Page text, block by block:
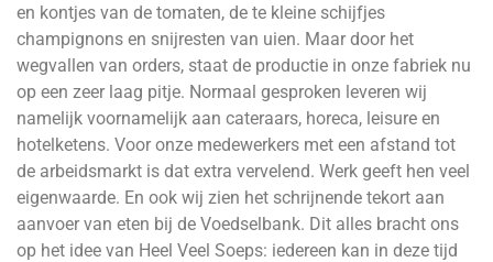
en kontjes van de tomaten, de te kleine schijfjes
champignons en snijresten van uien. Maar door het
wegvallen van orders, staat de productie in onze fabriek nu
op een zeer laag pitje. Normaal gesproken leveren wij
namelijk voornamelijk aan cateraars, horeca, leisure en
hotelketens. Voor onze medewerkers met een afstand tot
de arbeidsmarkt is dat extra vervelend. Werk geeft hen veel
eigenwaarde. En ook wij zien het schrijnende tekort aan
aanvoer van eten bij de Voedselbank. Dit alles bracht ons
op het idee van Heel Veel Soeps: iedereen kan in deze tijd